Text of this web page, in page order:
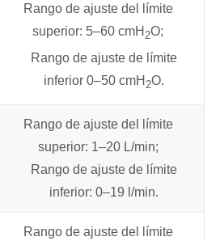
Rango de ajuste del límite
superior: 5–60 cmH 2O;
Rango de ajuste de límite
inferior 0–50 cmH 2O.
Rango de ajuste del límite
superior: 1–20 L/min;
Rango de ajuste de límite
inferior: 0–19 l/min.
Rango de ajuste del límite